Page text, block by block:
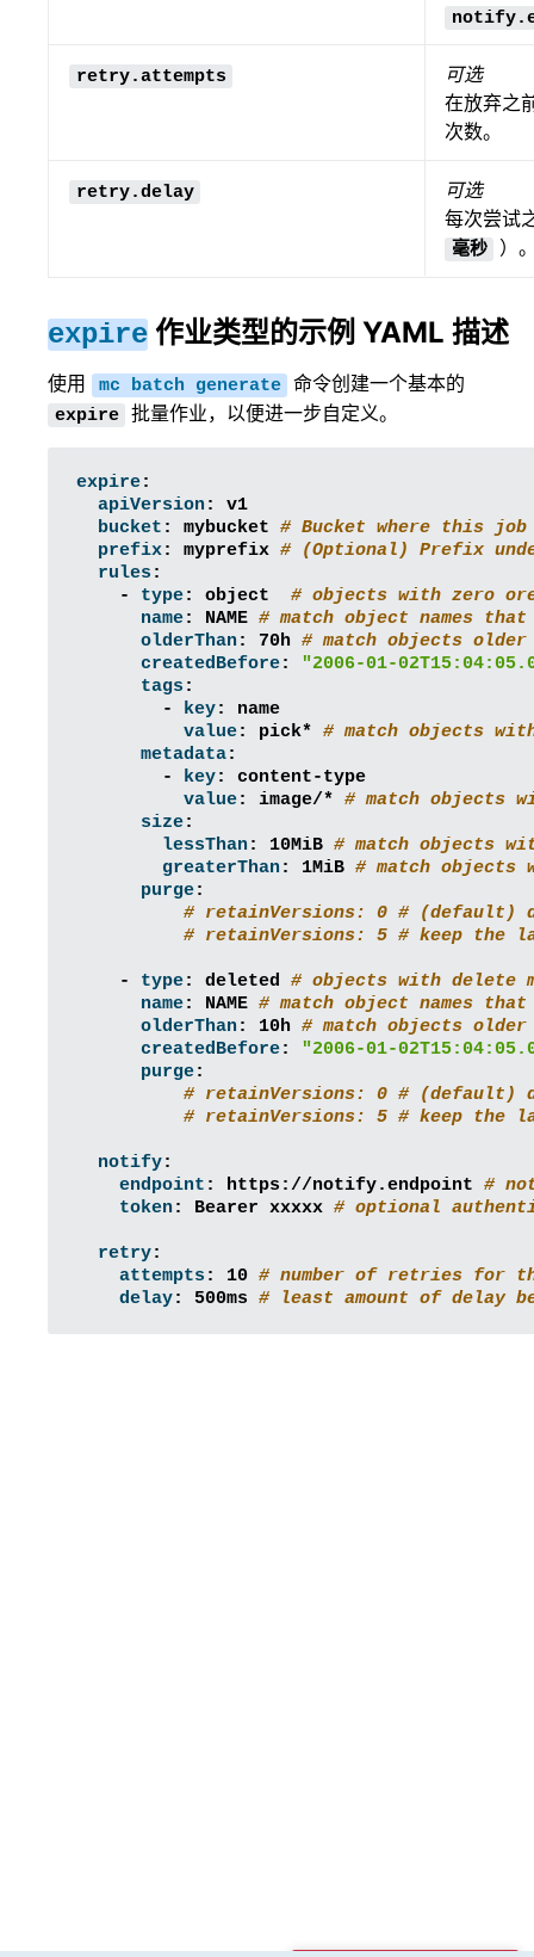
retry.attempts
可选
在放弃之
次数。
retry.delay
可选
每次尝试
毫秒 ）
expire 作业类型的示例 YAML 描述
使用 mc batch generate 命令创建一个基本的
expire 批量作业，以便进一步自定义。
expire:
apiVersion :
v1
bucket : mybucket # Bucket where this
prefix: myprefix # (Optional) Prefix
rules :
-
type: object
# objects with zero
name: NAME # match object names
olderThan : 70h # match objects
createdBefore:
"2006-01-
tags :
-
key:
name
value: pick* # match objects
metadata:
-
key:
content-type
value: image/* # match objects
size:
lessThan : 10MiB # match objects
greaterThan : 1MiB # match
purge:
# retainVersions: 0 #
# retainVersions: 5 # keep the
- type: deleted # objects with delete
name: NAME # match object names
olderThan : 10h # match objects
createdBefore:
"2006-01-
purge:
# retainVersions: 0 #
# retainVersions: 5 # keep the
notify:
endpoint : https://notify.endpoint #
token : Bearer xxxxx # optional
retry:
attempts : 10 # number of retries for
delay: 500ms # least amount of delay